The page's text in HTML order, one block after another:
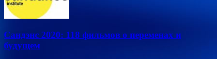
Сандэнс 2020: 118 фильмов о переменах и
будущем